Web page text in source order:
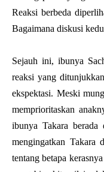
Reaksi berbeda
Bagaimana diskusi
Sejauh ini, ibunya
reaksi yang
ekspektasi. Meski
memprioritaskan
ibunya Takara
mengingatkan Takara
tentang betapa